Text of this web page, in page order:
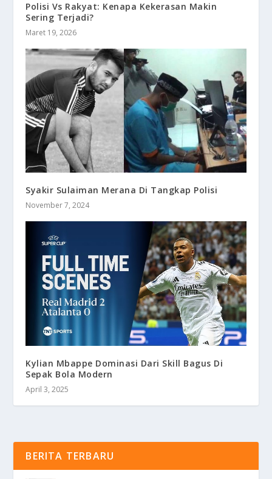
Polisi Vs Rakyat: Kenapa Kekerasan Makin
Sering Terjadi?
Maret 19, 2026
Syakir Sulaiman Merana Di Tangkap Polisi
November 7, 2024
Kylian Mbappe Dominasi Dari Skill Bagus Di
Sepak Bola Modern
April 3, 2025
BERITA TERBARU